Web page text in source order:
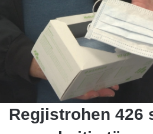
Regjistrohen 426